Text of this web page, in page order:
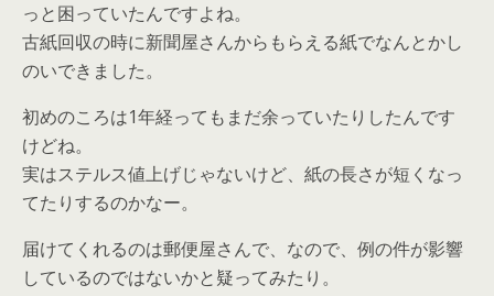
っと困っていたんですよね。
古紙回収の時に新聞屋さんからもらえる紙でなんとかし
のいできました。
初めのころは1年経ってもまだ余っていたりしたんです
けどね。
実はステルス値上げじゃないけど、紙の長さが短くなっ
てたりするのかなー。
届けてくれるのは郵便屋さんで、なので、例の件が影響
しているのではないかと疑ってみたり。